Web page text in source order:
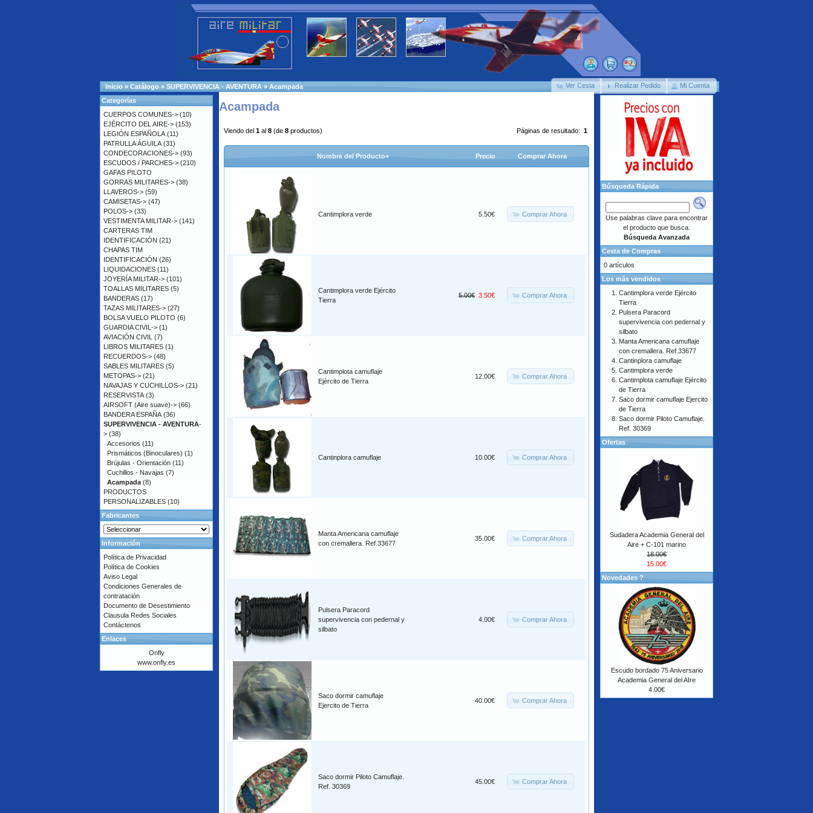
Ver Cesta Realizar Pedido Mi Cuenta
Inicio » Catálogo » SUPERVIVENCIA - AVENTURA » Acampada
Acampada
Páginas de resultado: 1
Viendo del 1 al 8 (de 8 productos)
Nombre del Producto+ Precio Comprar Ahora
Cantimplora verde 5.50€ Comprar Ahora
Cantimplora verde Ejército
Tierra
5.00€ 3.50€ Comprar Ahora
Cantimplota camuflaje
Ejército de Tierra
12.00€ Comprar Ahora
Cantinplora camuflaje 10.00€ Comprar Ahora
Manta Americana camuflaje
con cremallera. Ref.33677
35.00€ Comprar Ahora
Pulsera Paracord
supervivencia con pedernal y
silbato
4.00€ Comprar Ahora
Saco dormir camuflaje
Ejercito de Tierra
40.00€ Comprar Ahora
Saco dormir Piloto Camuflaje.
Ref. 30369
45.00€ Comprar Ahora
Categorías
CUERPOS COMUNES-> (10)
EJÉRCITO DEL AIRE-> (153)
LEGIÓN ESPAÑOLA (11)
PATRULLA ÁGUILA (31)
CONDECORACIONES-> (93)
ESCUDOS / PARCHES-> (210)
GAFAS PILOTO
GORRAS MILITARES-> (38)
LLAVEROS-> (59)
CAMISETAS-> (47)
POLOS-> (33)
VESTIMENTA MILITAR-> (141)
CARTERAS TIM
IDENTIFICACIÓN (21)
CHAPAS TIM
IDENTIFICACIÓN (26)
LIQUIDACIONES (11)
JOYERÍA MILITAR-> (101)
TOALLAS MILITARES (5)
BANDERAS (17)
TAZAS MILITARES-> (27)
BOLSA VUELO PILOTO (6)
GUARDIA CIVIL-> (1)
AVIACIÓN CIVIL (7)
LIBROS MILITARES (1)
RECUERDOS-> (48)
SABLES MILITARES (5)
METOPAS-> (21)
NAVAJAS Y CUCHILLOS-> (21)
RESERVISTA (3)
AIRSOFT (Aire suave)-> (66)
BANDERA ESPAÑA (36)
SUPERVIVENCIA - AVENTURA-
> (38)
Accesorios (11)
Prismáticos (Binoculares) (1)
Brújulas - Orientación (11)
Cuchillos - Navajas (7)
Acampada (8)
PRODUCTOS
PERSONALIZABLES (10)
Fabricantes
Información
Política de Privacidad
Política de Cookies
Aviso Legal
Condiciones Generales de
contratación
Documento de Desestimiento
Clausula Redes Sociales
Contáctenos
Enlaces
Onfly
www.onfly.es
Búsqueda Rápida
Use palabras clave para encontrar
el producto que busca.
Búsqueda Avanzada
Cesta de Compras
0 artículos
Los más vendidos
Cantimplora verde Ejército
Tierra
Pulsera Paracord
supervivencia con pedernal y
silbato
Manta Americana camuflaje
con cremallera. Ref.33677
Cantinplora camuflaje
Cantimplora verde
Cantimplota camuflaje Ejército
de Tierra
Saco dormir camuflaje Ejercito
de Tierra
Saco dormir Piloto Camuflaje.
Ref. 30369
Ofertas
Sudadera Academia General del
Aire + C-101 marino
18.00€
15.00€
Novedades ?
Escudo bordado 75 Aniversario
Academia General del AIre
4.00€